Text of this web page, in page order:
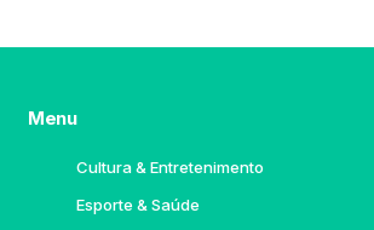
Menu
Cultura & Entretenimento
Esporte & Saúde